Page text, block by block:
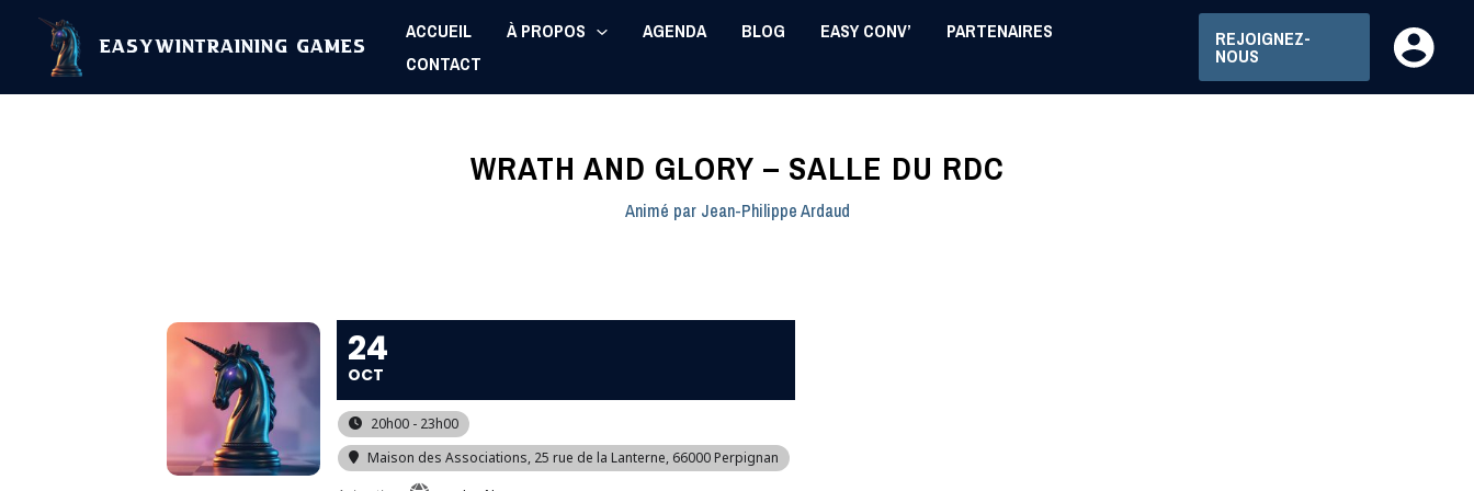
contenu
EasyWinTraining Games
ACCUEIL À PROPOS AGENDA BLOG EASY CONV’
PARTENAIRES
CONTACT
REJOIGNEZ-
NOUS
WRATH AND GLORY – SALLE DU RDC
Animé par Jean-Philippe Ardaud
24
OCT
20h00 - 23h00
Maison des Associations, 25 rue de la Lanterne, 66000 Perpignan